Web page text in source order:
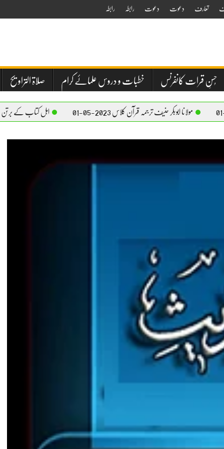
تعارف دعوت دعوت رابطہ رابطہ
حُسنِ قرات کانفرنس خطبات و دروس علمائے کرام صلاۃ التراویح
ابوبکر حنیف ترجمہ قرآن کلاس 2023-05-01 اہل کتاب کے برتن استعمال کرنے کا